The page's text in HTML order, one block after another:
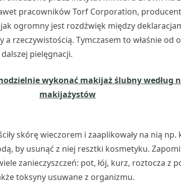
pracowników Torf Corporation,
ogromny jest rozdźwięk między
rzeczywistością. Tymczasem to właśnie od
pielęgnacji.
wykonać makijaż ślubny według
makijażystów
skórę wieczorem i zaaplikowały na nią
by usunąć z niej resztki kosmetyku.
zanieczyszczeń: pot, łój, kurz, roztocza z
toksyny usuwane z organizmu.